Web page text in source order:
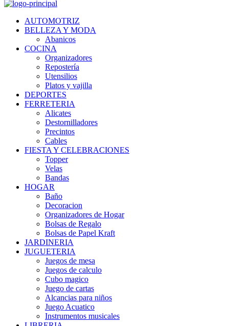
AUTOMOTRIZ
BELLEZA Y MODA
Abanicos
COCINA
Organizadores
Repostería
Utensilios
Platos y vajilla
DEPORTES
FERRETERIA
Alicates
Destornilladores
Precintos
Cables
FIESTA Y CELEBRACIONES
Topper
Velas
Bandas
HOGAR
Baño
Decoracion
Organizadores de Hogar
Bolsas de Regalo
Bolsas de Papel Kraft
JARDINERIA
JUGUETERIA
Juegos de mesa
Juegos de calculo
Cubo magico
Juego de cartas
Alcancias para niños
Juego Acuatico
Instrumentos musicales